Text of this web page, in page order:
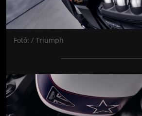
Fotó: / Triumph
Jön még kép!